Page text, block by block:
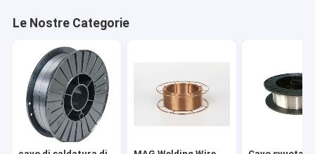
Le Nostre Categorie